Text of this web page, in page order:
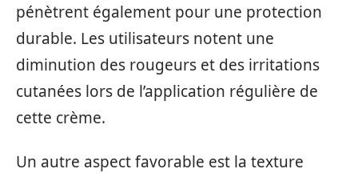
pénètrent également pour une protection
durable. Les utilisateurs notent une
diminution des rougeurs et des irritations
cutanées lors de l’application régulière de
cette crème.
Un autre aspect favorable est la texture